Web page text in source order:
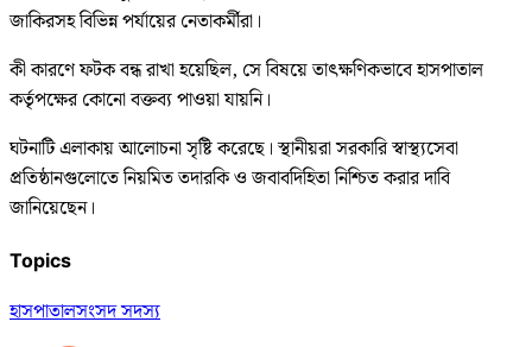
জাকিরসহ বিভিন্ন পর্যায়ের নেতাকর্মীরা।
কী কারণে ফটক বন্ধ রাখা হয়েছিল, সে বিষয়ে তাৎক্ষণিকভাবে হাসপাতাল
কর্তৃপক্ষের কোনো বক্তব্য পাওয়া যায়নি।
ঘটনাটি এলাকায় আলোচনা সৃষ্টি করেছে। স্থানীয়রা সরকারি স্বাস্থ্যসেবা
প্রতিষ্ঠানগুলোতে নিয়মিত তদারকি ও জবাবদিহিতা নিশ্চিত করার দাবি
জানিয়েছেন।
Topics
হাসপাতালসংসদ সদস্য